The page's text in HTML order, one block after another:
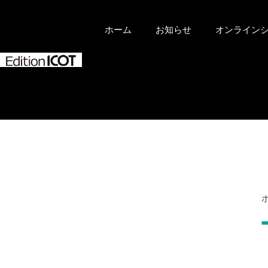
ホーム お知らせ オンライン